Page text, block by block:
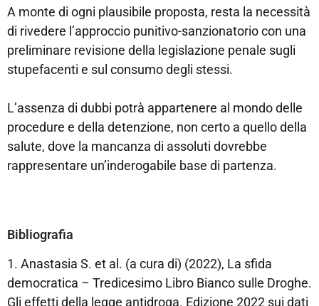
A monte di ogni plausibile proposta, resta la necessità
di rivedere l’approccio punitivo-sanzionatorio con una
preliminare revisione della legislazione penale sugli
stupefacenti e sul consumo degli stessi.
L’assenza di dubbi potrà appartenere al mondo delle
procedure e della detenzione, non certo a quello della
salute, dove la mancanza di assoluti dovrebbe
rappresentare un’inderogabile base di partenza.
Bibliografia
1. Anastasia S. et al. (a cura di) (2022), La sfida
democratica – Tredicesimo Libro Bianco sulle Droghe.
Gli effetti della legge antidroga. Edizione 2022 sui dati